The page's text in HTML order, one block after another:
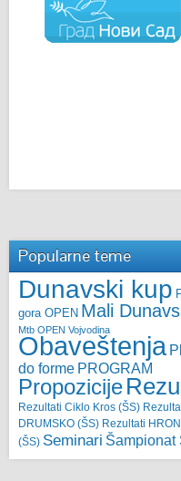
Popularne teme
Dunavski kup
gora OPEN Mali
Mtb OPEN Vojvodina
Obaveštenja
do forme PROGRAM
Propozicije
Rezultati Ciklo Kros (ŠS)
DRUMSKO (ŠS) Rezultati
(ŠS) Seminari Šampionat